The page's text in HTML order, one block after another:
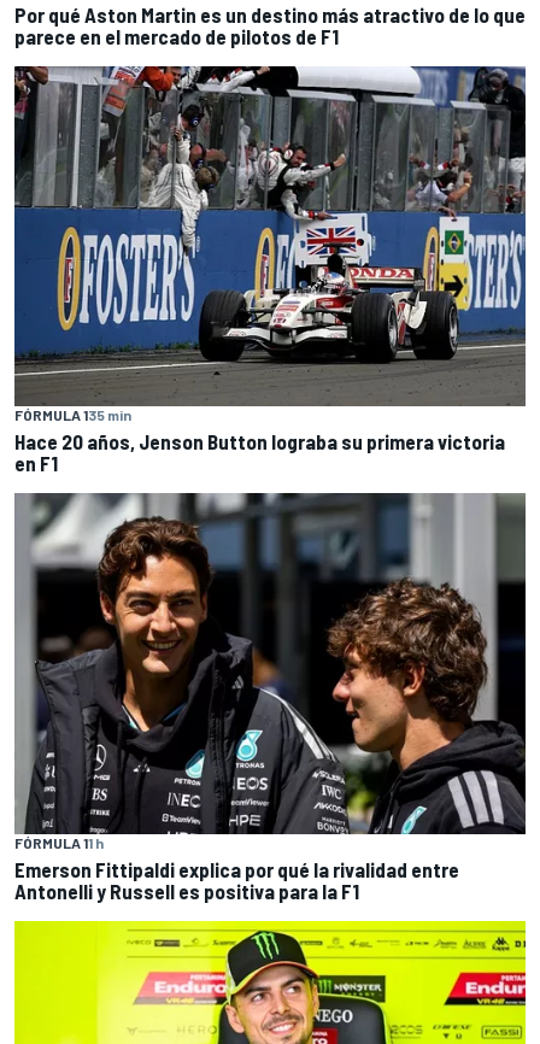
Por qué Aston Martin es un destino más atractivo de lo que
parece en el mercado de pilotos de F1
FÓRMULA 135 min
Hace 20 años, Jenson Button lograba su primera victoria
en F1
FÓRMULA 11 h
Emerson Fittipaldi explica por qué la rivalidad entre
Antonelli y Russell es positiva para la F1